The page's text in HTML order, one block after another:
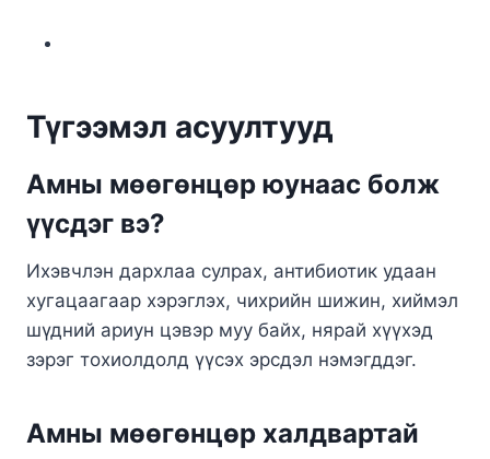
Түгээмэл асуултууд
Амны мөөгөнцөр юунаас болж
үүсдэг вэ?
Ихэвчлэн дархлаа сулрах, антибиотик удаан
хугацаагаар хэрэглэх, чихрийн шижин, хиймэл
шүдний ариун цэвэр муу байх, нярай хүүхэд
зэрэг тохиолдолд үүсэх эрсдэл нэмэгддэг.
Амны мөөгөнцөр халдвартай